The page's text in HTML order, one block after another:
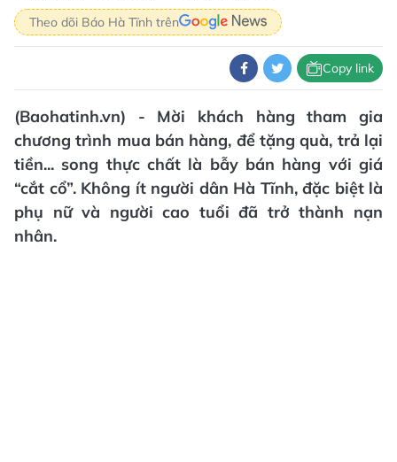
Theo dõi Báo Hà Tĩnh trên
Copy link
(Baohatinh.vn) - Mời khách hàng tham gia
chương trình mua bán hàng, để tặng quà, trả lại
tiền... song thực chất là bẫy bán hàng với giá
“cắt cổ”. Không ít người dân Hà Tĩnh, đặc biệt là
phụ nữ và người cao tuổi đã trở thành nạn
nhân.